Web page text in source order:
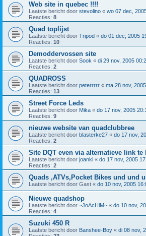
Web site in quebec !!!!
Laatste bericht door stevolino « wo 07 dec,
Reacties: 8
Quad toplijst
Laatste bericht door Tripod « do 01 dec, 2005
Reacties: 10
Demoddervossen site
Laatste bericht door Sook « di 29 nov, 2005
Reacties: 2
QUADROSS
Laatste bericht door peterrrrr « ma 28 nov,
Reacties: 13
Street Force Leds
Laatste bericht door Mika « do 17 nov, 2005
Reacties: 9
nieuwe website van quadclubbree
Laatste bericht door blasterke27 « do 17 nov,
Reacties: 2
Site DQT even via alternatieve link te
Laatste bericht door joanki « do 17 nov, 2005
Reacties: 2
Quads ,ATVs,Pocket Bikes und und
Laatste bericht door Gast « do 10 nov, 2005
Nieuwe quadshop
Laatste bericht door ~JoAcHiM~ « do 10 nov,
Reacties: 4
Suzuki 450 R
Laatste bericht door Banshee-Boy « di 08 nov,